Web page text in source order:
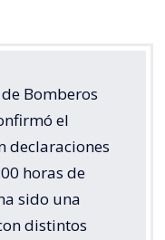
Bomberos
el
declaraciones
horas de
sido una
distintos